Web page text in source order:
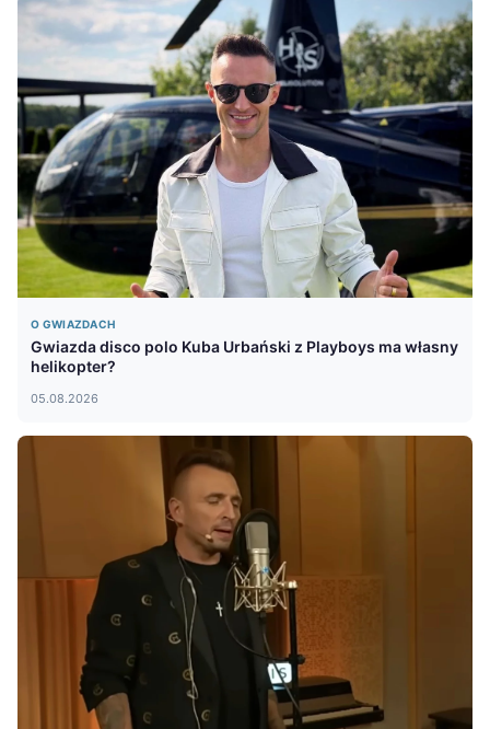
O GWIAZDACH
Gwiazda disco polo Kuba Urbański z Playboys ma własny
helikopter?
05.08.2026